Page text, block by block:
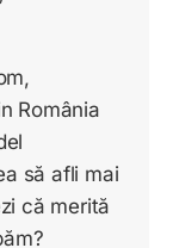
România
să afli mai
că merită